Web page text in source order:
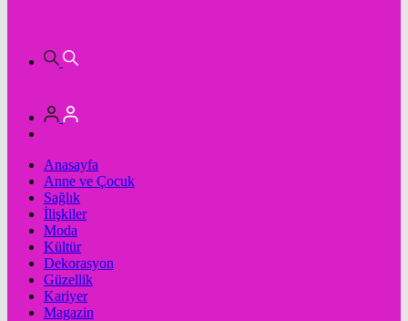
Anasayfa
Anne ve Çocuk
Sağlık
İlişkiler
Moda
Kültür
Dekorasyon
Güzellik
Kariyer
Magazin